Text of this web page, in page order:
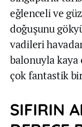
eğlenceli ve
doğuşunu
vadileri
balonuyla kaya
çok fantastik
SIFIRIN